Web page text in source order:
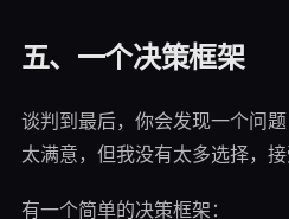
五、一个决策框架
谈判到最后，你会发现一个问
太满意，但我没有太多选择，接
有一个简单的决策框架：